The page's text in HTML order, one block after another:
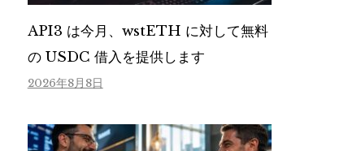
API3 は今月、wstETH に対して無料
の USDC 借入を提供します
2026年8月8日